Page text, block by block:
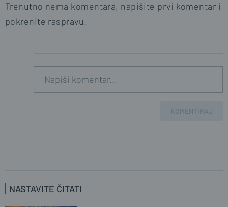
Trenutno nema komentara, napišite prvi komentar i
pokrenite raspravu.
KOMENTIRAJ
NASTAVITE ČITATI